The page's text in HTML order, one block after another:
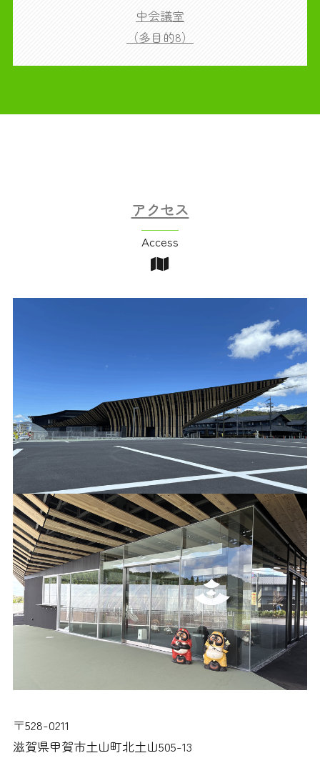
中会議室
（多目的8）
アクセス
Access
〒528-0211
滋賀県甲賀市土山町北土山505-13